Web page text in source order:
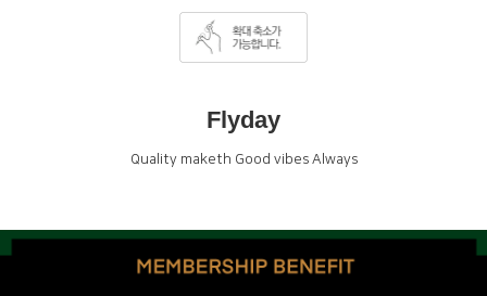
Flyday
Quality maketh Good vibes Always